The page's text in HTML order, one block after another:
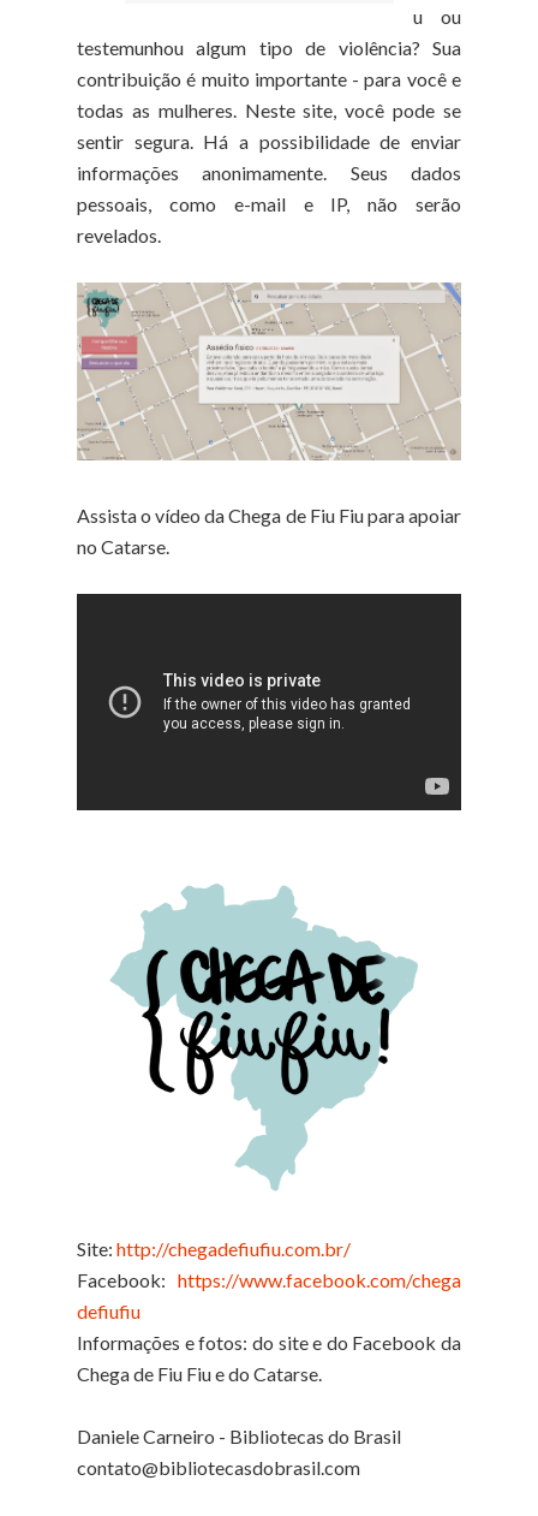
u ou
testemunhou algum tipo de violência? Sua
contribuição é muito importante - para você e
todas as mulheres. Neste site, você pode se
sentir segura. Há a possibilidade de enviar
informações anonimamente. Seus dados
pessoais, como e-mail e IP, não serão
revelados.
Assista o vídeo da Chega de Fiu Fiu para apoiar
no Catarse.
Site: http://chegadefiufiu.com.br/
Facebook: https://www.facebook.com/chega
defiufiu
Informações e fotos: do site e do Facebook da
Chega de Fiu Fiu e do Catarse.
Daniele Carneiro - Bibliotecas do Brasil
contato@bibliotecasdobrasil.com